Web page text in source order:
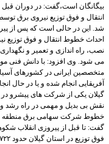
بیگانگان است،گفت: در دوران قبل
انتقال و فوق توزیع نیروی برق
شد. این در حالی است که پس از
احداث خطوط انتقال و فوق
نصب، راه اندازی و تعمیر و
می شود. وی افزود: با دانش فنی
متخصصین ایرانی در کشورهای
آفریقایی انجام شده و یا در حال
گیلان یکی از شرکت های پیشرو
نقش بی بدیل و مهمی در راه رشد
خطوط شرکت سهامی برق منطقه
گفت: تا قبل از پیروزی انقلاب